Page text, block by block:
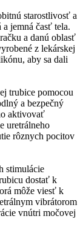
starostlivosť a
jemná časť tela.
a danú oblasť
z lekárskej
aby sa dali
trubice pomocou
a bezpečný
aktivovať
uretrálneho
rôznych pocitov
stimulácie
dostať k
môže viesť k
vibrátorom
vnútri močovej